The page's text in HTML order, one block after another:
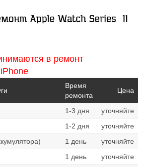
navigation
в ремонт
Время
ремонта
Цена
1-3 дня
уточняйте
1-2 дня
уточняйте
1 день
уточняйте
1 день
уточняйте